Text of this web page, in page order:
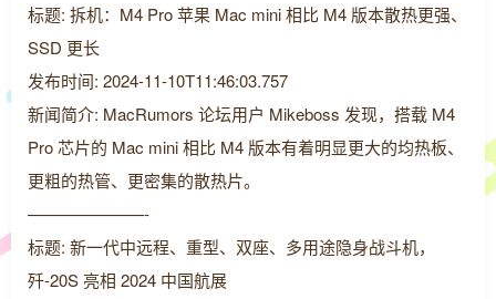
标题: 拆机：M4 Pro 苹果 Mac mini 相比 M4 版本散热更强、
SSD 更长
发布时间: 2024-11-10T11:46:03.757
新闻简介: MacRumors 论坛用户 Mikeboss 发现，搭载 M4
Pro 芯片的 Mac mini 相比 M4 版本有着明显更大的均热板、
更粗的热管、更密集的散热片。
———————-
标题: 新一代中远程、重型、双座、多用途隐身战斗机，
歼-20S 亮相 2024 中国航展